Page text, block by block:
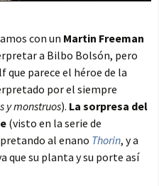
con un Martin Freeman
a Bilbo Bolsón, pero
que parece el héroe de la
por el siempre
y monstruos). La sorpresa del
(visto en la serie de
al enano Thorin, y a
que su planta y su porte así